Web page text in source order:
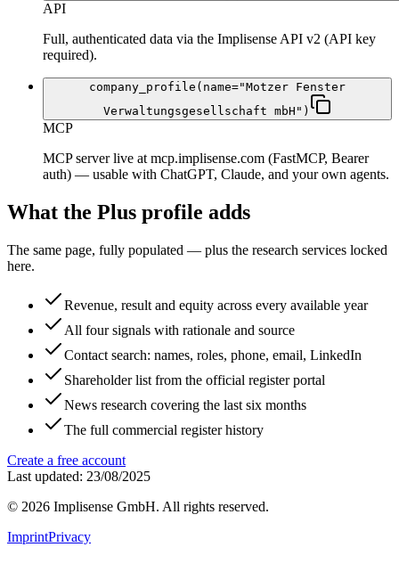
API
Full, authenticated data via the Implisense API v2 (API key
required).
company_profile(name="Motzer Fenster
Verwaltungsgesellschaft mbH")
MCP
MCP server live at mcp.implisense.com (FastMCP, Bearer
auth) — usable with ChatGPT, Claude, and your own agents.
What the Plus profile adds
The same page, fully populated — plus the research services locked
here.
Revenue, result and equity across every available year
All four signals with rationale and source
Contact search: names, roles, phone, email, LinkedIn
Shareholder list from the official register portal
News research covering the last six months
The full commercial register history
Create a free account
Last updated: 23/08/2025
© 2026 Implisense GmbH. All rights reserved.
ImprintPrivacy